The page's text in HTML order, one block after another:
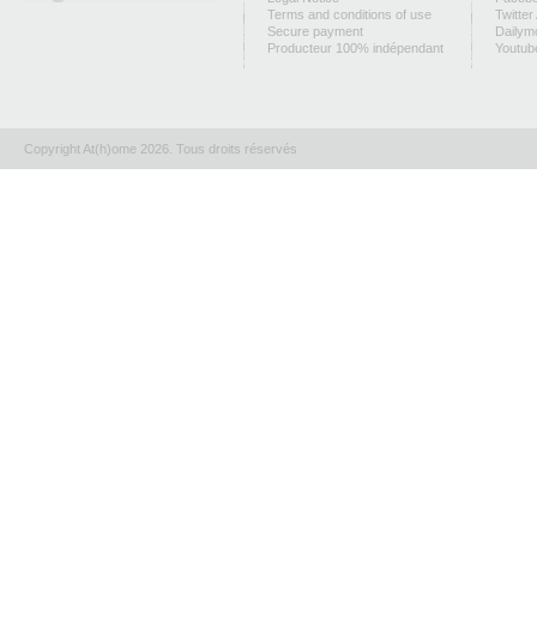
Terms and conditions of use
Secure payment
Producteur 100% indépendant
Twitter
Copyright At(h)ome 2026. Tous droits réservés